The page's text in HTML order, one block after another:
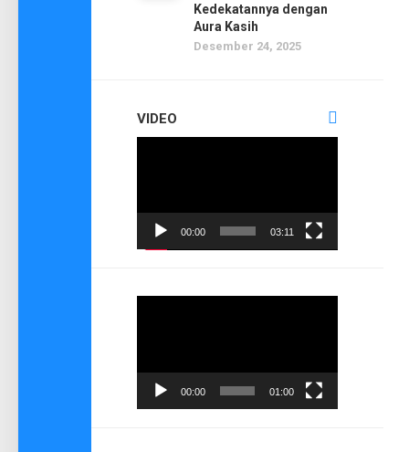
Kedekatannya dengan
Aura Kasih
Desember 24, 2025
VIDEO
00:00 03:11
00:00 01:00